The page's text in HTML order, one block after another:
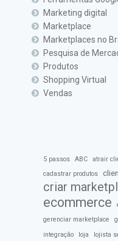
Marketing digital
Marketplace
Marketplaces no
Pesquisa de
Produtos
Shopping Virtual
Vendas
5 passos ABC atrair
cadastrar produtos
criar
ecommerce
gerenciar marketplace
integração
loja lojista